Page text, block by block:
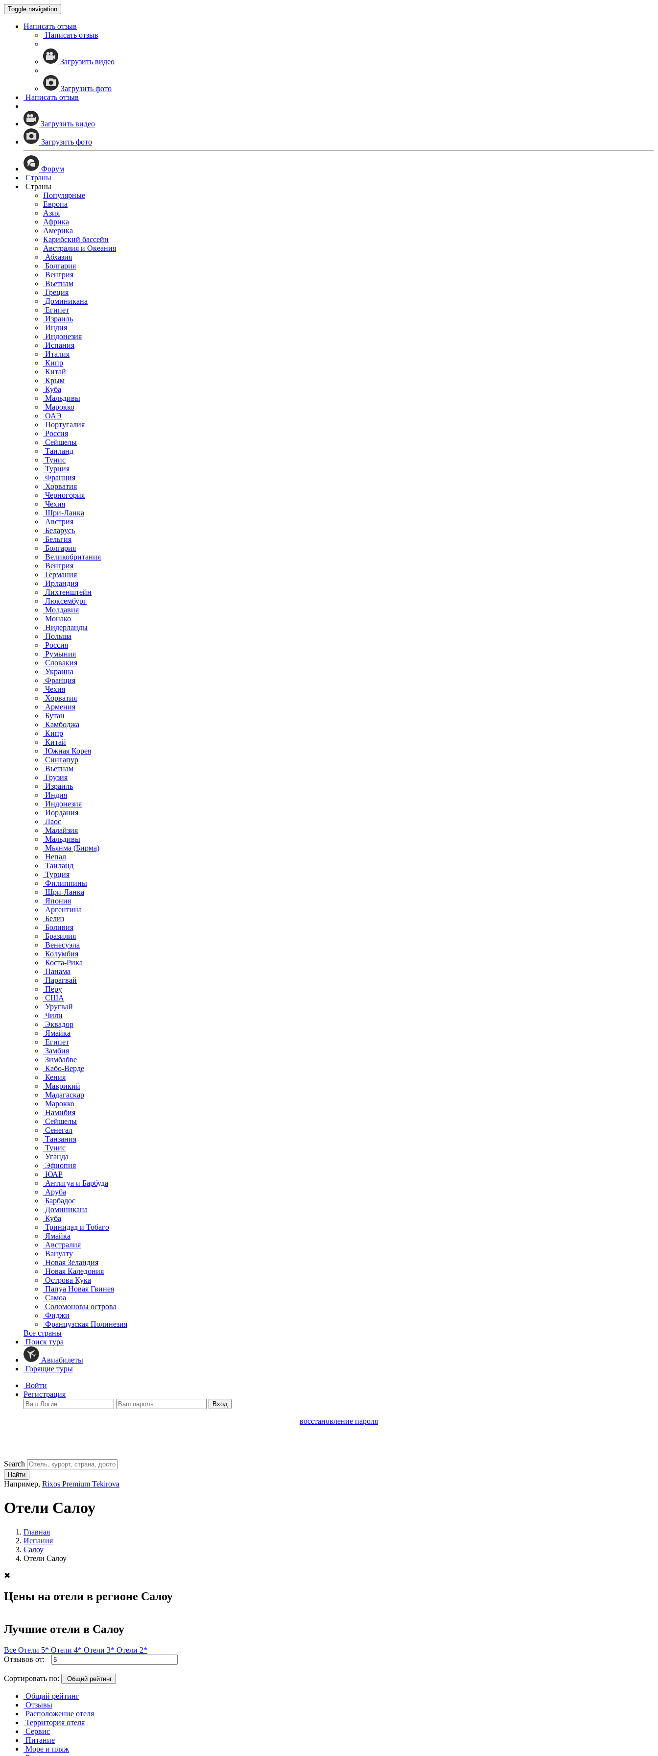
Toggle navigation
Написать отзыв
Написать отзыв
Загрузить видео
Загрузить фото
Написать отзыв
Загрузить видео
Загрузить фото
Форум
Страны
Страны
Популярные
Европа
Азия
Африка
Америка
Карибский бассейн
Австралия и Океания
Абхазия
Болгария
Венгрия
Вьетнам
Греция
Доминикана
Египет
Израиль
Индия
Индонезия
Испания
Италия
Кипр
Китай
Крым
Куба
Мальдивы
Марокко
ОАЭ
Португалия
Россия
Сейшелы
Таиланд
Тунис
Турция
Франция
Хорватия
Черногория
Чехия
Шри-Ланка
Австрия
Беларусь
Бельгия
Болгария
Великобритания
Венгрия
Германия
Ирландия
Лихтенштейн
Люксембург
Молдавия
Монако
Нидерланды
Польша
Россия
Румыния
Словакия
Украина
Франция
Чехия
Хорватия
Армения
Бутан
Камбоджа
Кипр
Китай
Южная Корея
Сингапур
Вьетнам
Грузия
Израиль
Индия
Индонезия
Иордания
Лаос
Малайзия
Мальдивы
Мьянма (Бирма)
Непал
Таиланд
Турция
Филиппины
Шри-Ланка
Япония
Аргентина
Белиз
Боливия
Бразилия
Венесуэла
Колумбия
Коста-Рика
Панама
Парагвай
Перу
США
Уругвай
Чили
Эквадор
Ямайка
Египет
Замбия
Зимбабве
Кабо-Верде
Кения
Маврикий
Мадагаскар
Марокко
Намибия
Сейшелы
Сенегал
Танзания
Тунис
Уганда
Эфиопия
ЮАР
Антигуа и Барбуда
Аруба
Барбадос
Доминикана
Куба
Тринидад и Тобаго
Ямайка
Австралия
Вануату
Новая Зеландия
Новая Каледония
Острова Кука
Папуа Новая Гвинея
Самоа
Соломоновы острова
Фиджи
Французская Полинезия
Все страны
Поиск тура
Авиабилеты
Горящие туры
Войти
Регистрация
Вход
восстановление пароля
Search
Найти
Например, Rixos Premium Tekirova
Отели Салоу
Главная
Испания
Салоу
Отели Салоу
✖
Цены на отели в регионе Салоу
Лучшие отели в Салоу
Все Отели 5* Отели 4* Отели 3* Отели 2*
Отзывов от:
Сортировать по: Общий рейтинг
Общий рейтинг
Отзывы
Расположение отеля
Территория отеля
Сервис
Питание
Море и пляж